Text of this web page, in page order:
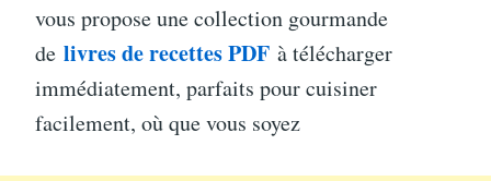
vous propose une collection gourmande
de livres de recettes PDF à télécharger
immédiatement, parfaits pour cuisiner
facilement, où que vous soyez